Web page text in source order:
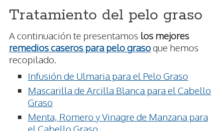
Tratamiento del pelo graso
A continuación te presentamos los mejores
remedios caseros para pelo grasoque hemos
recopilado.
Infusión de Ulmaria para el Pelo Graso
Mascarilla de Arcilla Blanca para el Cabello
Graso
Menta, Romero y Vinagre de Manzana para
el Cabello Graso